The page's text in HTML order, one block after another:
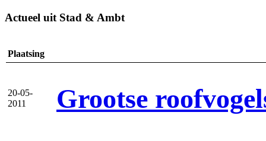
Actueel uit Stad & Ambt
Plaatsing
20-05-
2011
Grootse